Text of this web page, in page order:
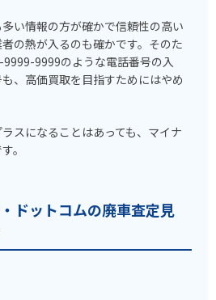
い情報の方が確かで信頼性の高い
の熱が入るのも確かです。そのた
9999のような電話番号の入
、高価買取を目指すためにはやめ
スになることはあっても、マイナ
。
ドットコムの廃車査定見